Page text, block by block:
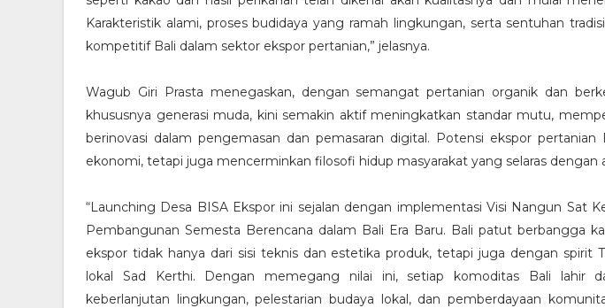
Karakteristik alami, proses budidaya yang ramah lingkungan, serta sentuhan
kompetitif Bali dalam sektor ekspor pertanian,” jelasnya.
Wagub Giri Prasta menegaskan, dengan semangat pertanian organik dan
khususnya generasi muda, kini semakin aktif meningkatkan standar mutu,
berinovasi dalam pengemasan dan pemasaran digital. Potensi ekspor pertanian
ekonomi, tetapi juga mencerminkan filosofi hidup masyarakat yang selaras dengan
“Launching Desa BISA Ekspor ini sejalan dengan implementasi Visi Nangun Sat
Pembangunan Semesta Berencana dalam Bali Era Baru. Bali patut berbangga
ekspor tidak hanya dari sisi teknis dan estetika produk, tetapi juga dengan spirit
lokal Sad Kerthi. Dengan memegang nilai ini, setiap komoditas Bali lahir
keberlanjutan lingkungan, pelestarian budaya lokal, dan pemberdayaan